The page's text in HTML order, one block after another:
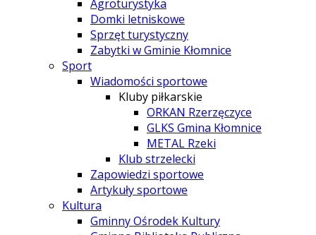
Agroturystyka
Domki letniskowe
Sprzęt turystyczny
Zabytki w Gminie Kłomnice
Sport
Wiadomości sportowe
Kluby piłkarskie
ORKAN Rzerzęczyce
GLKS Gmina Kłomnice
METAL Rzeki
Klub strzelecki
Zapowiedzi sportowe
Artykuły sportowe
Kultura
Gminny Ośrodek Kultury